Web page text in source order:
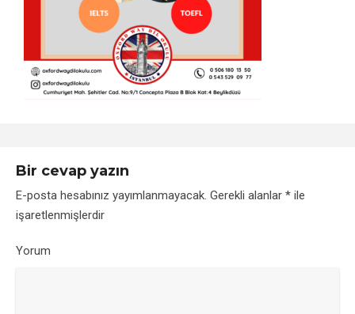
Bir cevap yazın
E-posta hesabınız yayımlanmayacak. Gerekli alanlar * ile
işaretlenmişlerdir
Yorum